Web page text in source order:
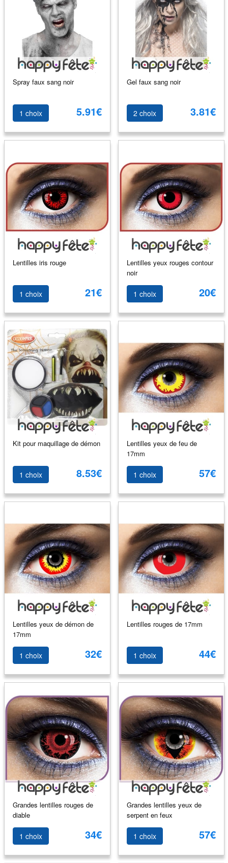
Spray faux sang noir
1 choix 5.91€
Gel faux sang noir
2 choix 3.81€
Lentilles iris rouge
1 choix 21€
Lentilles yeux rouges contour
noir
1 choix 20€
Kit pour maquillage de démon
1 choix 8.53€
Lentilles yeux de feu de
17mm
1 choix 57€
Lentilles yeux de démon de
17mm
1 choix 32€
Lentilles rouges de 17mm
1 choix 44€
Grandes lentilles rouges de
diable
1 choix 34€
Grandes lentilles yeux de
serpent en feux
1 choix 57€